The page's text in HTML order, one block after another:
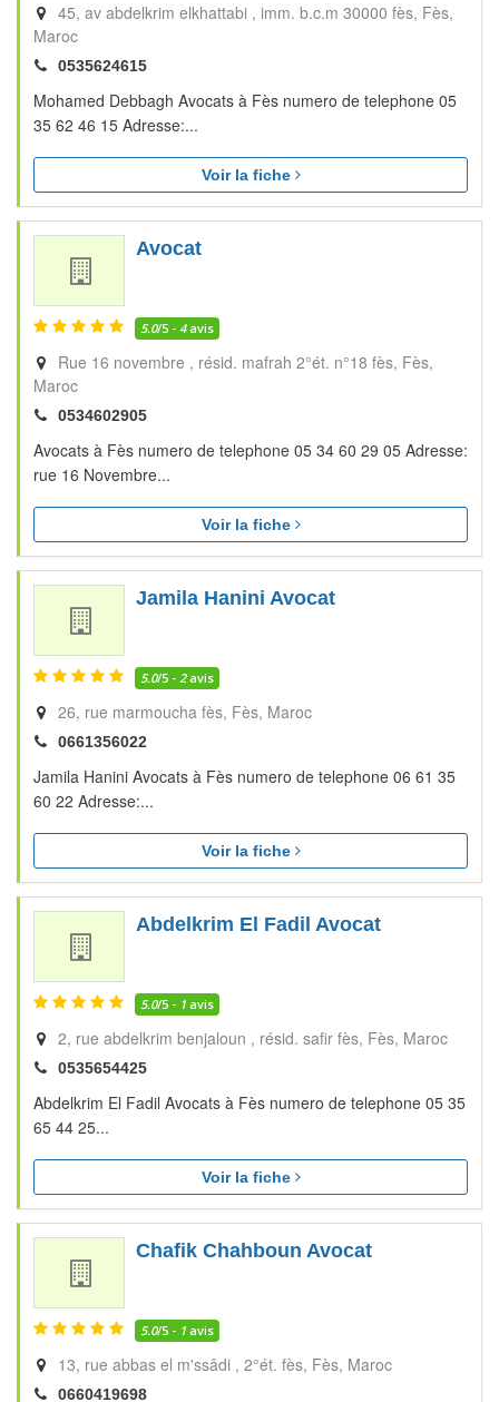
45, av abdelkrim elkhattabi , imm. b.c.m 30000 fès Fès
Maroc
0535624615
Mohamed Debbagh Avocats à Fès numero de telephone 05
35 62 46 15 Adresse:...
Voir la fiche
Avocat
5.0/5 - 4avis
Rue 16 novembre , résid. mafrah 2°ét. n°18 fès Fès
Maroc
0534602905
Avocats à Fès numero de telephone 05 34 60 29 05 Adresse:
rue 16 Novembre...
Voir la fiche
Jamila Hanini Avocat
5.0/5 - 2avis
26, rue marmoucha fès Fès Maroc
0661356022
Jamila Hanini Avocats à Fès numero de telephone 06 61 35
60 22 Adresse:...
Voir la fiche
Abdelkrim El Fadil Avocat
5.0/5 - 1 avis
2, rue abdelkrim benjaloun , résid. safir fès Fès Maroc
0535654425
Abdelkrim El Fadil Avocats à Fès numero de telephone 05 35
65 44 25...
Voir la fiche
Chafik Chahboun Avocat
5.0/5 - 1 avis
13, rue abbas el m'ssâdi , 2°ét. fès Fès Maroc
0660419698